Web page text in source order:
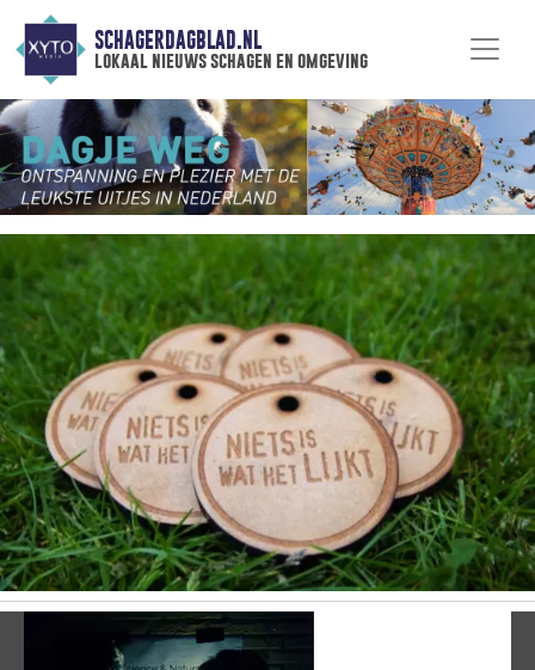
SCHAGERDAGBLAD.NL
lokaal nieuws schagen en omgeving